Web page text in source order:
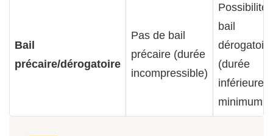
Bail
précaire/dérogatoire
Pas de bail
précaire (durée
incompressible)
Possibilité
bail
dérogatoire
(durée
inférieure
minimum